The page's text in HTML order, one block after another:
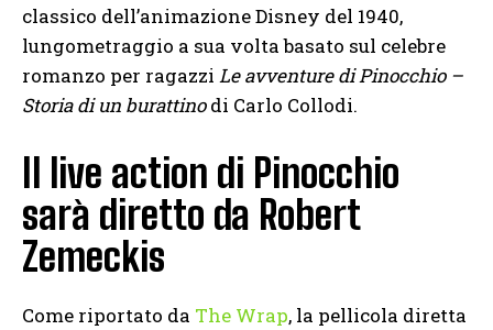
classico dell’animazione Disney del 1940,
lungometraggio a sua volta basato sul celebre
romanzo per ragazzi Le avventure di Pinocchio –
Storia di un burattinodi Carlo Collodi.
Il live action di Pinocchio
sarà diretto da Robert
Zemeckis
Come riportato da The Wrap, la pellicola diretta